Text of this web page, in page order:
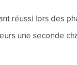
réussi lors des
une seconde